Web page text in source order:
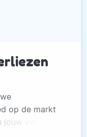
op de markt
vet(jes)